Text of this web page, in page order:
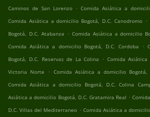
Caminos de San Lorenzo . Comida Asiática a
Comida Asiática a domicilio Bogotá, D.C. Canodromo .
Bogotá, D.C. Atabanza . Comida Asiática a domicilio
Comida Asiática a domicilio Bogotá, D.C. Cordoba
.
Bogotá, D.C. Reservas de La Colina . Comida
Victoria Norte
. Comida Asiática a domicilio
Comida Asiática a domicilio Bogotá, D.C. Colina
Asiática a domicilio Bogotá, D.C. Gratamira Real .
D.C. Villas del Mediterraneo . Comida Asiática a